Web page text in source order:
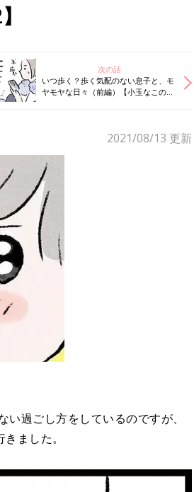
次の話
いつ歩く？歩く気配のない息子と、モ
ヤモヤな日々（前編）【小玉なこの
2021/08/13 更新
過ごし方をしているのですが、
ました。